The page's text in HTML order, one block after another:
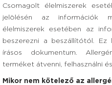
Csomagolt élelmiszerek
jelölésén az információk
élelmiszerek esetében az
beszerezni a beszállítótól. Ez
írásos dokumentum.
terméket átvenni, felhasználni
Mikor nem kötelező az